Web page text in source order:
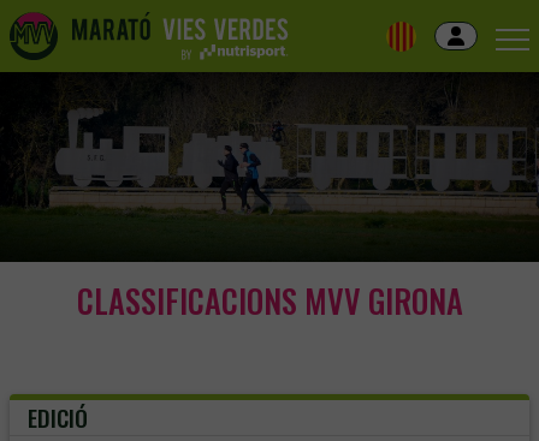
Skip
navigation
Skip
CLASSIFICACIONS MVV GIRONA
EDICIÓ